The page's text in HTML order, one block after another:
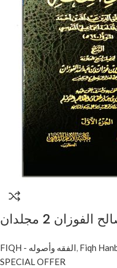
شرح عمدة الفقه/ الشيخ صالح الفوزان 2 مجلدان
FIQHFIQH - الفقه وأصوله,
SPECIAL OFFER